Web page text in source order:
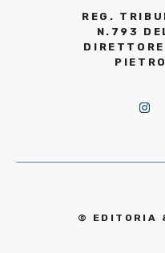
REG.
N.793
© EDITORIA